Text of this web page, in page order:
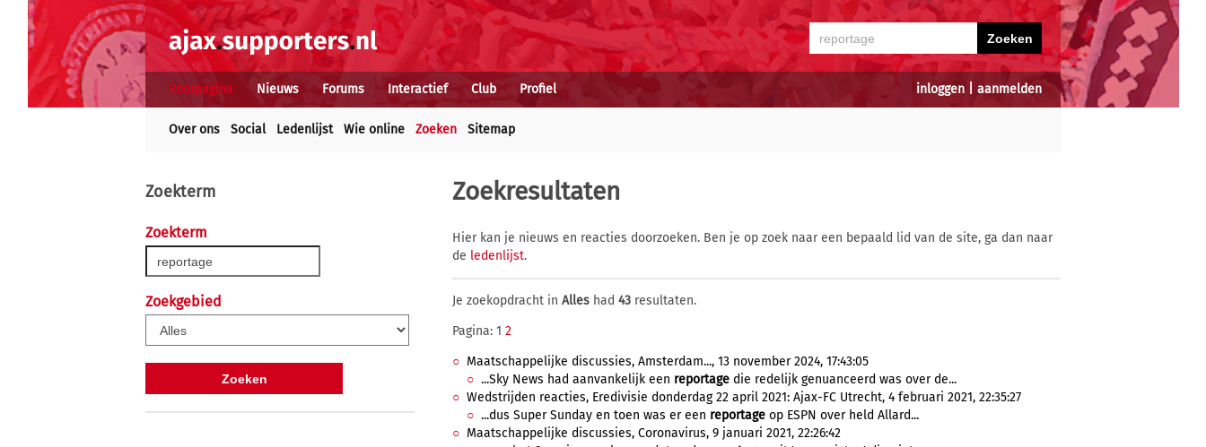
inloggen aanmelden
Voorpagina Nieuws Forums Interactief Club Profiel
Over ons Social Ledenlijst Wie online Zoeken Sitemap
Zoekterm
Zoekterm
Zoekgebied
Zoekresultaten
Hier kan je nieuws en reacties doorzoeken. Ben je op zoek naar een bepaald lid van de site, ga dan naar
de ledenlijst.
Je zoekopdracht in Alles had 43 resultaten.
Pagina: 1 2
Maatschappelijke discussies, Amsterdam..., 13 november 2024, 17:43:05
...Sky News had aanvankelijk een reportage die redelijk genuanceerd was over de...
Wedstrijden reacties, Eredivisie donderdag 22 april 2021: Ajax-FC Utrecht, 4 februari 2021, 22:35:27
...dus Super Sunday en toen was er een reportage op ESPN over held Allard...
Maatschappelijke discussies, Coronavirus, 9 januari 2021, 22:26:42